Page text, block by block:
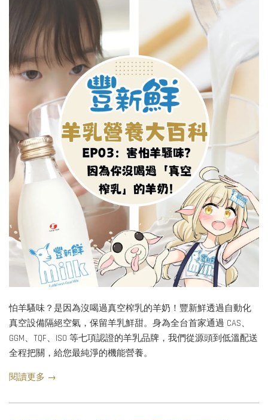
怕羊騷味？是因為沒喝過真空榨乳的羊奶！豐新鮮透過自動化
真空設備隔絕空氣，保留羊乳鮮甜。身為全台首家通過 CAS、
GGM、TQF、ISO 等七項認證的羊乳品牌，我們從源頭到低溫配送
全程把關，給您最純淨的機能營養。
閱讀更多 →